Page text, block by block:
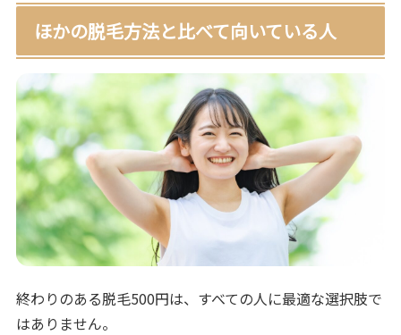
ほかの脱毛方法と比べて向いている人
終わりのある脱毛500円は、すべての人に最適な選択肢で
はありません。